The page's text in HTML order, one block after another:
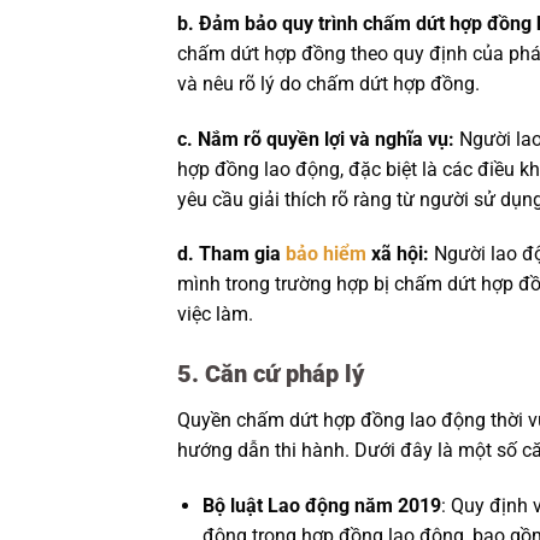
b. Đảm bảo quy trình chấm dứt hợp đồng
chấm dứt hợp đồng theo quy định của
và nêu rõ lý do chấm dứt hợp đồng.
c. Nắm rõ quyền lợi và nghĩa vụ: Người
hợp đồng lao động, đặc biệt là các điều
yêu cầu giải thích rõ ràng từ người sử
d. Tham gia bảo hiểm xã hội: Người lao
mình trong trường hợp bị chấm dứt hợp
việc làm.
5. Căn cứ pháp lý
Quyền chấm dứt hợp đồng lao động thời
hướng dẫn thi hành. Dưới đây là một số
Bộ luật Lao động năm 2019: Quy định